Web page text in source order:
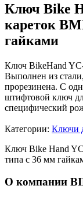
Ключ Bike
кареток
гайками
Ключ BikeHand
Выполнен из
прорезинена. С
штифтовой ключ
специфический
Категории: Ключи
Ключ Bike Hand
типа с 36 мм
О компании